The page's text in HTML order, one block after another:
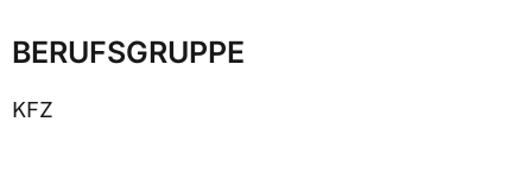
BERUFSGRUPPE
KFZ